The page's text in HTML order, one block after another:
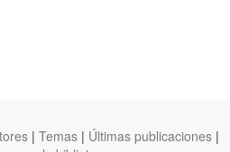
| Temas | Últimas publicaciones |